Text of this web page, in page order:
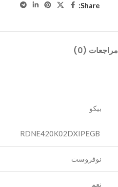
Share:
مراجعات (0)
نوفروست
نعم